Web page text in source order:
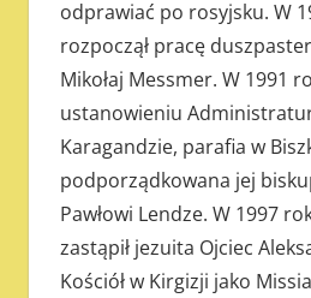
odprawiać po rosyjsku. W
rozpoczął pracę
Mikołaj Messmer. W 1991
ustanowieniu
Karagandzie, parafia w
podporządkowana jej
Pawłowi Lendze. W 1997
zastąpił jezuita Ojciec
Kościół w Kirgizji jako